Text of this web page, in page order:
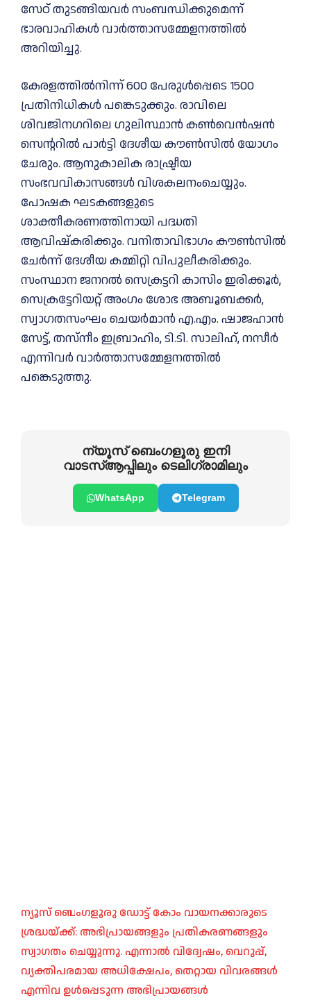
സേഠ്‌ തുടങ്ങിയവർ സംബന്ധിക്കുമെന്ന്
ഭാരവാഹികൾ വാർത്താസമ്മേളനത്തിൽ
അറിയിച്ചു.
കേരളത്തിൽനിന്ന് 600 പേരുൾപ്പെടെ 1500
പ്രതിനിധികൾ പങ്കെടുക്കും. രാവിലെ
ശിവജിനഗറിലെ ഗുലിസ്ഥാൻ കൺവെൻഷൻ
സെന്ററിൽ പാർട്ടി ദേശീയ കൗൺസിൽ യോഗം
ചേരും. ആനുകാലിക രാഷ്ട്രീയ
സംഭവവികാസങ്ങൾ വിശകലനംചെയ്യും.
പോഷക ഘടകങ്ങളുടെ
ശാക്തീകരണത്തിനായി പദ്ധതി
ആവിഷ്‌കരിക്കും. വനിതാവിഭാഗം കൗൺസിൽ
ചേർന്ന് ദേശീയ കമ്മിറ്റി വിപുലീകരിക്കും.
സംസ്ഥാന ജനറൽ സെക്രട്ടറി കാസിം ഇരിക്കൂർ,
സെക്രട്ടേറിയറ്റ് അംഗം ശോഭ അബൂബക്കർ,
സ്വാഗതസംഘം ചെയർമാൻ എ.എം. ഷാജഹാൻ
സേട്ട്, തസ്‌നീം ഇബ്രാഹിം, ടി.ടി. സാലിഹ്, നസീർ
എന്നിവർ വാർത്താസമ്മേളനത്തിൽ
പങ്കെടുത്തു.
ന്യൂസ് ബെംഗളൂരു ഇനി
വാടസ്ആപ്പിലും ടെലിഗ്രാമിലും
WhatsApp Telegram
ന്യൂസ് ബെംഗളൂരു ഡോട്ട് കോം വായനക്കാരുടെ
ശ്രദ്ധയ്ക്ക്: അഭിപ്രായങ്ങളും പ്രതികരണങ്ങളും
സ്വാഗതം ചെയ്യുന്നു. എന്നാൽ വിദ്വേഷം, വെറുപ്പ്,
വ്യക്തിപരമായ അധിക്ഷേപം, തെറ്റായ വിവരങ്ങൾ
എന്നിവ ഉൾപ്പെടുന്ന അഭിപ്രായങ്ങൾ